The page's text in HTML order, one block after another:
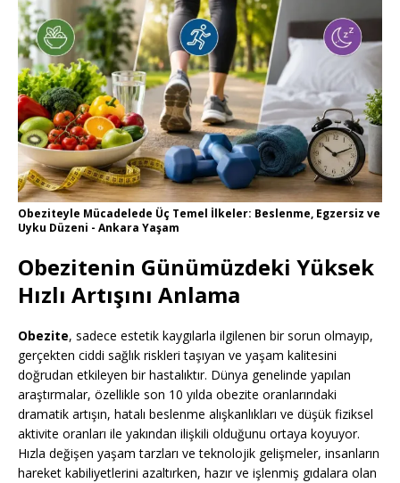
Obeziteyle Mücadelede Üç Temel İlkeler: Beslenme, Egzersiz ve
Uyku Düzeni - Ankara Yaşam
Obezitenin Günümüzdeki Yüksek
Hızlı Artışını Anlama
Obezite, sadece estetik kaygılarla ilgilenen bir sorun olmayıp,
gerçekten ciddi sağlık riskleri taşıyan ve yaşam kalitesini
doğrudan etkileyen bir hastalıktır. Dünya genelinde yapılan
araştırmalar, özellikle son 10 yılda obezite oranlarındaki
dramatik artışın, hatalı beslenme alışkanlıkları ve düşük fiziksel
aktivite oranları ile yakından ilişkili olduğunu ortaya koyuyor.
Hızla değişen yaşam tarzları ve teknolojik gelişmeler, insanların
hareket kabiliyetlerini azaltırken, hazır ve işlenmiş gıdalara olan